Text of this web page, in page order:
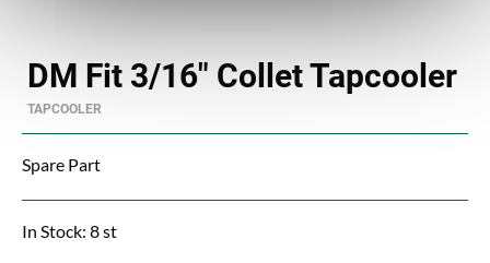
DM Fit 3/16" Collet Tapcooler
TAPCOOLER
Spare Part
In Stock: 8 st